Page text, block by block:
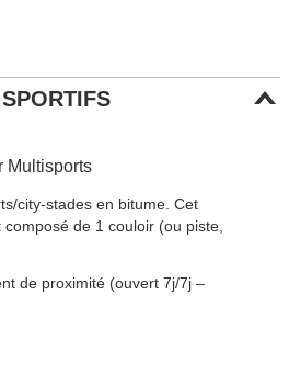
Multisports
city-stades en bitume. Cet
de 1 couloir (ou piste,
de proximité (ouvert 7j/7j –